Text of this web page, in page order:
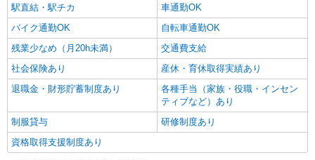
駅直結・駅チカ
車通勤OK
バイク通勤OK
自転車通勤OK
残業少なめ（月20h未満）
交通費支給
社会保険あり
産休・育休取得実績あり
退職金・財形貯蓄制度あり
各種手当（家族・役職・インセン
ティブなど）あり
制服貸与
研修制度あり
資格取得支援制度あり